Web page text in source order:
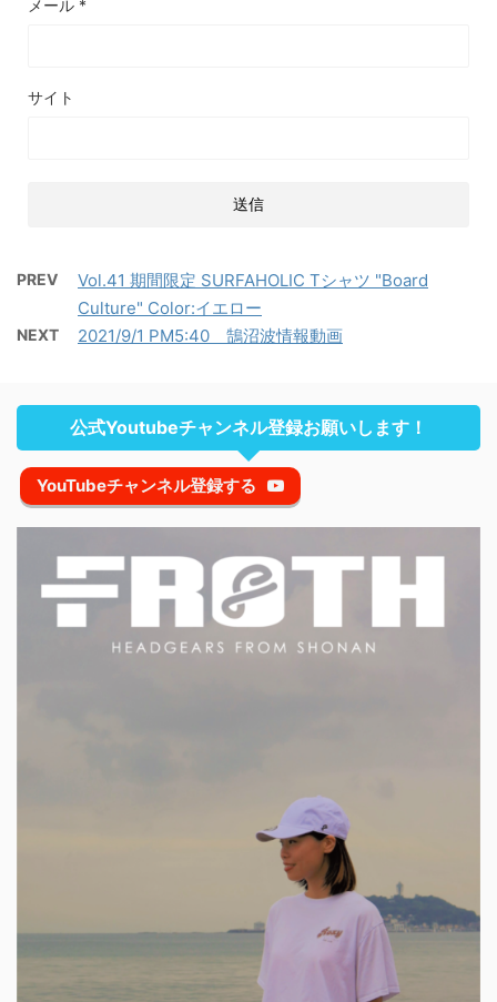
メール *
サイト
PREV
Vol.41 期間限定 SURFAHOLIC Tシャツ "Board
Culture" Color:イエロー
NEXT 2021/9/1 PM5:40 鵠沼波情報動画
公式Youtubeチャンネル登録お願いします！
YouTubeチャンネル登録する